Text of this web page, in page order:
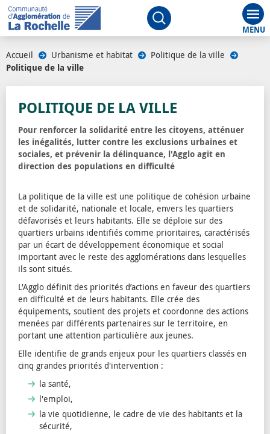
Ouvrir le moteur de
Accueil Urbanisme et habitat Politique de la ville
Politique de la ville
POLITIQUE DE LA VILLE
Pour renforcer la solidarité entre les citoyens, atténuer
les inégalités, lutter contre les exclusions urbaines et
sociales, et prévenir la délinquance, l'Agglo agit en
direction des populations en difficulté
La politique de la ville est une politique de cohésion urbaine
et de solidarité, nationale et locale, envers les quartiers
défavorisés et leurs habitants. Elle se déploie sur des
quartiers urbains identifiés comme prioritaires, caractérisés
par un écart de développement économique et social
important avec le reste des agglomérations dans lesquelles
ils sont situés.
L'Agglo définit des priorités d’actions en faveur des quartiers
en difficulté et de leurs habitants. Elle crée des
équipements, soutient des projets et coordonne des actions
menées par différents partenaires sur le territoire, en
portant une attention particulière aux jeunes.
Elle identifie de grands enjeux pour les quartiers classés en
cinq grandes priorités d'intervention :
la santé,
l'emploi,
la vie quotidienne, le cadre de vie des habitants et la
sécurité,